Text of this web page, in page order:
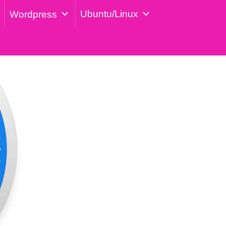
Wordpress Ubuntu/Linux